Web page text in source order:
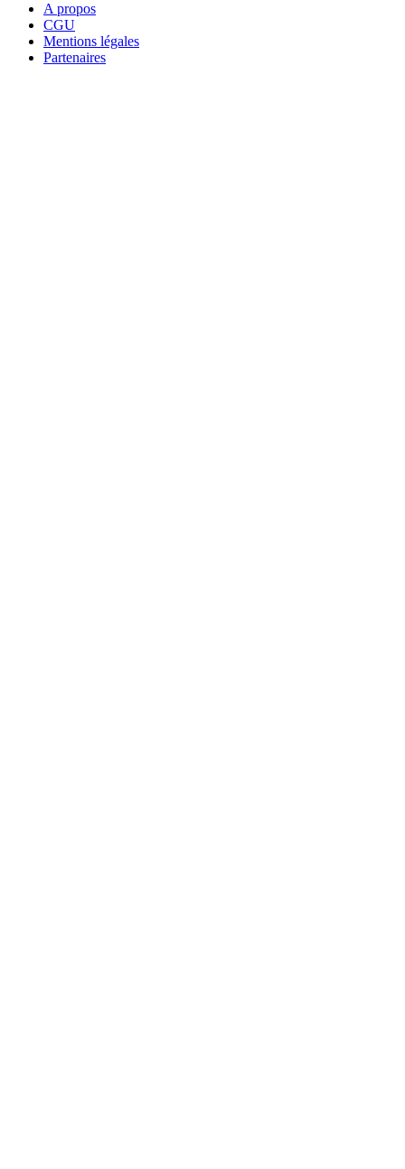
A propos
CGU
Mentions légales
Partenaires